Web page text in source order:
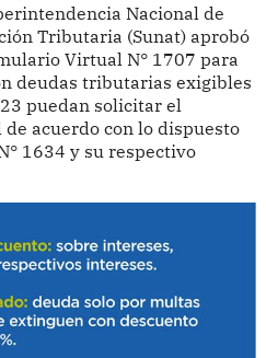
Nacional de
Tributaria (Sunat) aprobó
Virtual N° 1707 para
deudas tributarias exigibles
puedan solicitar el
acuerdo con lo dispuesto
1634 y su respectivo